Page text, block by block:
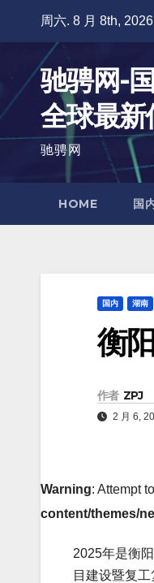
周六. 8 月 8th, 2026
驰骋网-
全球最新
驰骋网
HOME 国
国内 湖南
衡
作者 ZPJ
2 月 6,
Warning: Attempt
content/themes/
2025年是衡
目建设暨复